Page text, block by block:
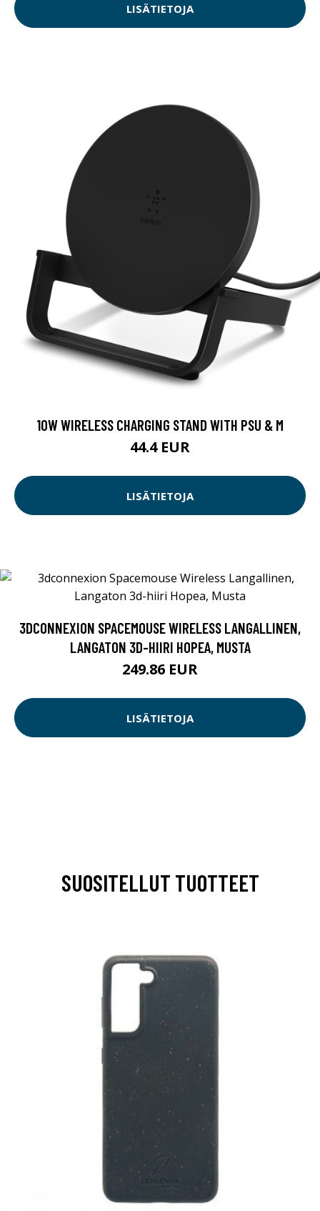
LISÄTIETOJA
10W WIRELESS CHARGING STAND WITH PSU & M
44.4 EUR
LISÄTIETOJA
3DCONNEXION SPACEMOUSE WIRELESS LANGALLINEN,
LANGATON 3D-HIIRI HOPEA, MUSTA
249.86 EUR
LISÄTIETOJA
SUOSITELLUT TUOTTEET